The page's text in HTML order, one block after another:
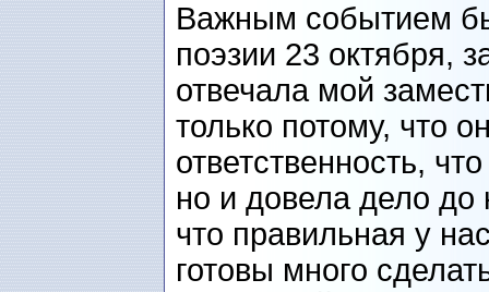
Важным событием
поэзии 23 октября,
отвечала мой
только потому, что
ответственность,
но и довела дело до
что правильная у
готовы много